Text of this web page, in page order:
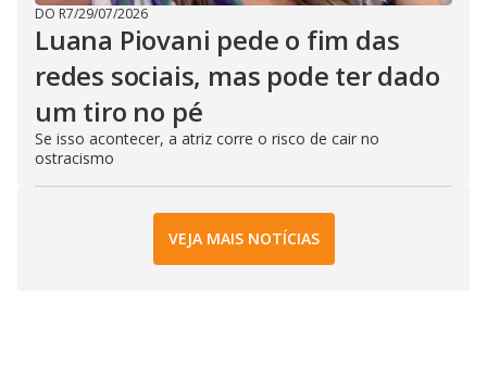
DO R7/29/07/2026
Luana Piovani pede o fim das
redes sociais, mas pode ter dado
um tiro no pé
Se isso acontecer, a atriz corre o risco de cair no
ostracismo
VEJA MAIS NOTÍCIAS